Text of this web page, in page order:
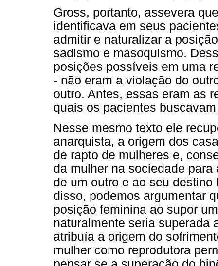
Gross, portanto, assevera
identificava em seus
admitir e naturalizar a
sadismo e masoquismo.
posições possíveis em uma
- não eram a violação do
outro. Antes, essas eram as
quais os pacientes
Nesse mesmo texto ele
anarquista, a origem dos
de rapto de mulheres e,
da mulher na sociedade
de um outro e ao seu
disso, podemos argumentar
posição feminina ao supor
naturalmente seria superada
atribuía a origem do
mulher como reprodutora